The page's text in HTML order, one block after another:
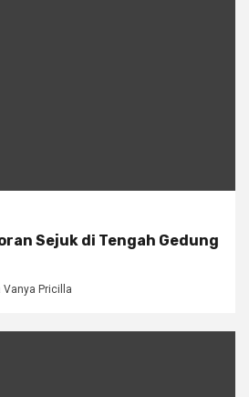
Sejuk di Tengah Gedung
Vanya Pricilla